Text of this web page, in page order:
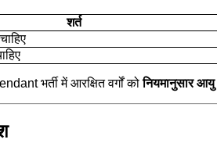
शर्त
भर्ती में आरक्षित वर्गों कोनियमानुसार